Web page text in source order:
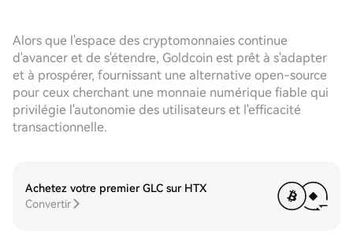
Alors que l'espace des cryptomonnaies continue
d'avancer et de s'étendre, Goldcoin est prêt à s'adapter
et à prospérer, fournissant une alternative open-source
pour ceux cherchant une monnaie numérique fiable qui
privilégie l'autonomie des utilisateurs et l'efficacité
transactionnelle.
Achetez votre premier GLC sur HTX
Convertir